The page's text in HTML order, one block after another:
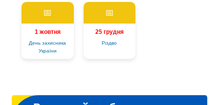
📅
1 жовтня
День захисника
України
📅
25 грудня
Різдво